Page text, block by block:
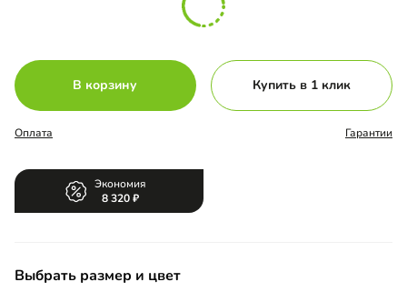
В корзину Купить в 1 клик
Оплата Гарантии
Экономия
8 320
Выбрать размер и цвет